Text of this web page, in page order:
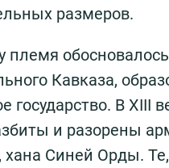
размеров.
племя
Кавказа,
государство. В XIII
и разорены
Синей Орды. Те,